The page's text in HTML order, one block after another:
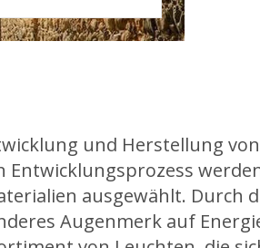
und Herstellung
ausgewählt. Durch
Augenmerk auf